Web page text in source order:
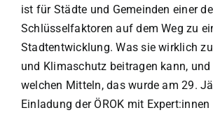
ist für Städte und Gemeinden einer
Schlüsselfaktoren auf dem Weg zu
Stadtentwicklung. Was sie wirklich
und Klimaschutz beitragen kann,
welchen Mitteln, das wurde am 29.
Einladung der ÖROK mit Expert:innen